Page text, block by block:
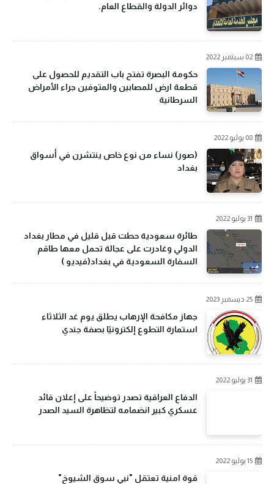
دوائر الدولة والقطاع العام.
02 سبتمبر 2022
حكومة البصرة تفتح باب التقديم للحصول على
قطعة ارض للمصابين والمتوفين جراء الأمراض
السرطانية
08 يوليو 2022
(صور) نساء من نوع خاص ينتشرن في أسواق
بغداد
31 يوليو 2022
طائرة سعودية حطت قبل قليل في مطار بغداد
الدولي وغادرت على عجالة تحمل معها طاقم
السفارة السعودية في بغداد(فيديو )
25 ديسمبر 2023
جهاز مكافحة الإرهاب يطلق يوم غد الثلاثاء
استمارة التطوع إلكترونيًا بصفة جندي
31 يوليو 2022
الدفاع العراقية تصدر توضيحاً على إعلان قائد
عسكري كبير انضمامه لتظاهرة السيد الصدر
15 يوليو 2022
قوة امنية تعتقل "نبي سوق الشيوخ"